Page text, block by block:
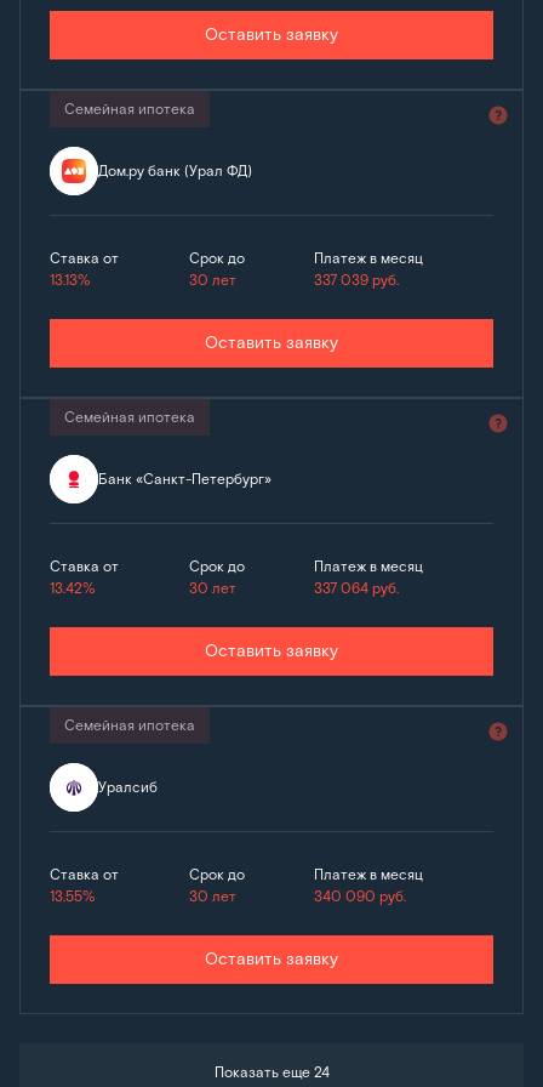
Оставить заявку
Семейная ипотека
Дом.ру банк (Урал ФД)
Ставка от
13.13%
Срок до
30 лет
Платеж в месяц
337 039руб.
Оставить заявку
Семейная ипотека
Банк «Санкт-Петербург»
Ставка от
13.42%
Срок до
30 лет
Платеж в месяц
337 064руб.
Оставить заявку
Семейная ипотека
Уралсиб
Ставка от
13.55%
Срок до
30 лет
Платеж в месяц
340 090руб.
Оставить заявку
Показать еще 24